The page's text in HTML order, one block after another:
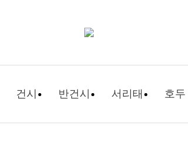
건시 반건시 서리태 호두